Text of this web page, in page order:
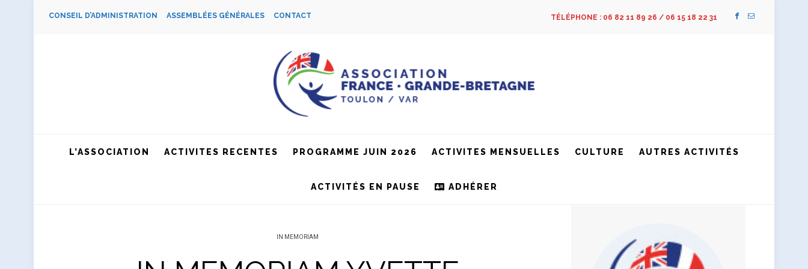
CONSEIL D’ADMINISTRATION ASSEMBLÉES GÉNÉRALES CONTACT TÉLÉPHONE : 06 82 11 89 26 / 06 15 18 22 31
L’ASSOCIATION ACTIVITES RECENTES PROGRAMME JUIN 2026 ACTIVITES MENSUELLES CULTURE AUTRES ACTIVITÉS
ACTIVITÉS EN PAUSE ADHÉRER
IN MEMORIAM